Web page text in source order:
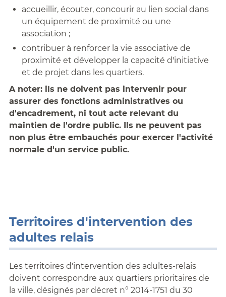
accueillir, écouter, concourir au lien social dans
un équipement de proximité ou une
association ;
contribuer à renforcer la vie associative de
proximité et développer la capacité d'initiative
et de projet dans les quartiers.
A noter: ils ne doivent pas intervenir pour
assurer des fonctions administratives ou
d'encadrement, ni tout acte relevant du
maintien de l'ordre public. Ils ne peuvent pas
non plus être embauchés pour exercer l'activité
normale d'un service public.
Territoires d'intervention des
adultes relais
Les territoires d'intervention des adultes-relais
doivent correspondre aux quartiers prioritaires de
la ville, désignés par décret n° 2014-1751 du 30